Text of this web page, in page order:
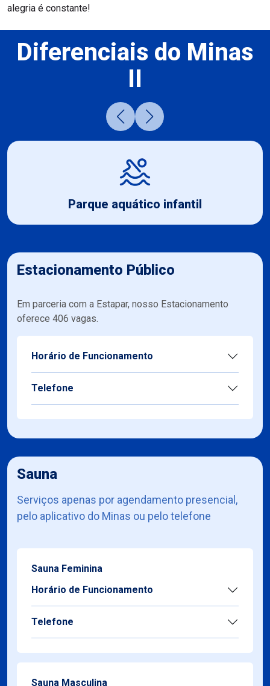
alegria é constante!
Diferenciais do Minas
II
Piscinas cobertas e descobertas
Estacionamento Público
Em parceria com a Estapar, nosso Estacionamento
oferece 406 vagas.
Horário de Funcionamento
Telefone
Sauna
Serviços apenas por agendamento presencial,
pelo aplicativo do Minas ou pelo telefone
Sauna Feminina
Horário de Funcionamento
Telefone
Sauna Masculina